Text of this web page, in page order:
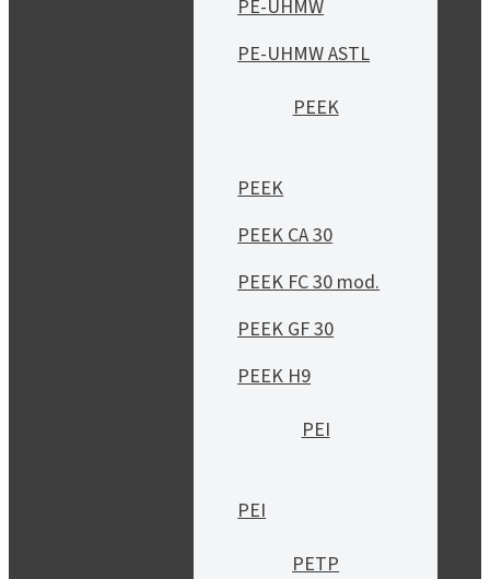
PE-UHMW
PE-UHMW ASTL
PEEK
PEEK
PEEK CA 30
PEEK FC 30 mod.
PEEK GF 30
PEEK H9
PEI
PEI
PETP